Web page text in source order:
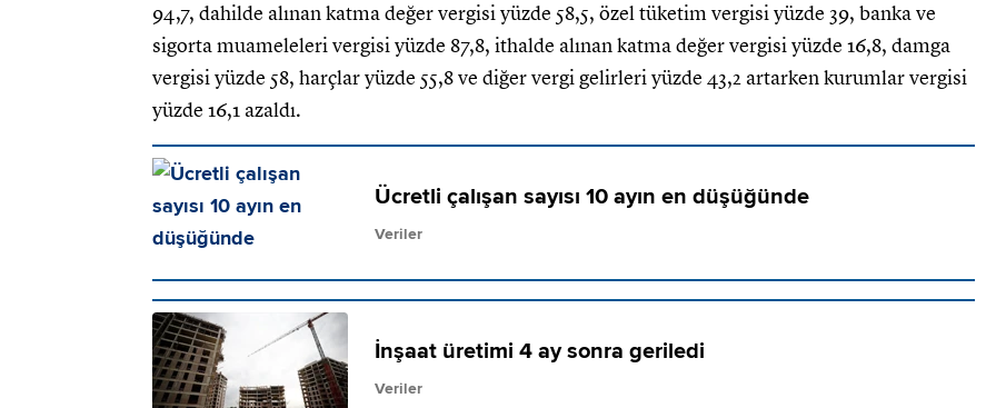
94,7, dahilde alınan katma değer vergisi yüzde 58,5, özel tüketim vergisi yüzde 39, banka ve
sigorta muameleleri vergisi yüzde 87,8, ithalde alınan katma değer vergisi yüzde 16,8, damga
vergisi yüzde 58, harçlar yüzde 55,8 ve diğer vergi gelirleri yüzde 43,2 artarken kurumlar vergisi
yüzde 16,1 azaldı.
Ücretli çalışan sayısı 10 ayın en düşüğünde
Veriler
İnşaat üretimi 4 ay sonra geriledi
Veriler